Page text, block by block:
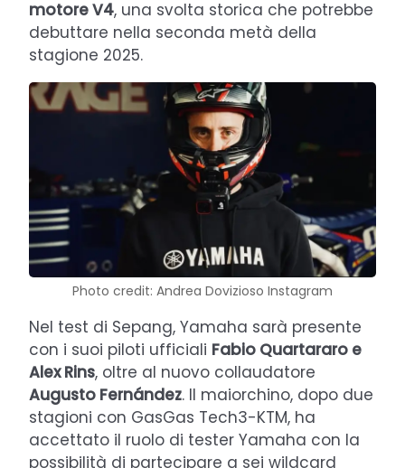
motore V4, una svolta storica che potrebbe
debuttare nella seconda metà della
stagione 2025.
Photo credit: Andrea Dovizioso Instagram
Nel test di Sepang, Yamaha sarà presente
con i suoi piloti ufficiali Fabio Quartararo e
Alex Rins, oltre al nuovo collaudatore
Augusto Fernández. Il maiorchino, dopo due
stagioni con GasGas Tech3-KTM, ha
accettato il ruolo di tester Yamaha con la
possibilità di partecipare a sei wildcard